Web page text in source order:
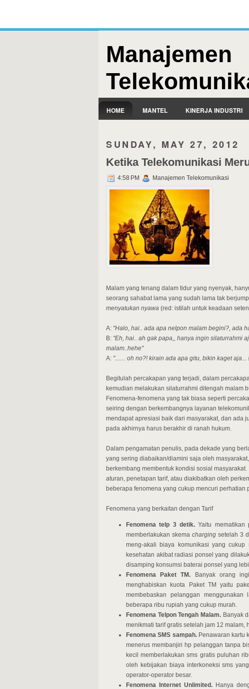
Manajemen
HOME MANTEL KINERJA INDUSTRI
SUNDAY, MAY 27, 2012
Ketika Telekomunikasi
4:58 PM Manajemen Telekomunikasi
Malam yang tenang dalam tidur yang nyenyak,
seorang sahabat lama yang sudah lama tak
menyatukan nyawa (red: istilah untuk keadaan
A: "Halo, hai.. ada apa nelpon malam begini?, ada
B: "Eh, hai.. ah gak papa,, hanya ingin silaturrahmi
malam..hehe"
A: "....... oh no?! kirain ada apa gitu, bikin kaget aja...
Begitulah percakapan yang terjadi, dalam
kemudian melakukan silaturrahmi ditengah malam
Fenomena-fenomena yang tak biasa seperti
seiring dengan berkembangnya layanan
mendapat apresiasi baik dari masyarakat, dan ada
pada akhirnya harus berakhir di ranah hukum.
Dalam pengamatan penulis, pada dekade yang
yang sering diabaikan/diamini saja oleh
berkembang membentuk kondisi sosial
aturan, penetapan tarif, atau diakibatkan oleh
beberapa fenomena yang cukup mencuri perhatian
Fenomena yang berkaitan dengan Tarif
Fenomena telp 3 detik.Yaitu mematikan
memberlakukan skema charging setelah 3
meng-akali biaya komunikasi yang
kesehatan akibat radiasi ponsel yang
disamping konsumsi baterai ponsel yang
Fenomena Paket TM. Banyak orang
menghabiskan kuota Paket TM yaitu
membebaskan pelanggan
beberapa ribu rupiah yang cukup murah.
Fenomena Telpon Tengah Malam. Banyak
menikmati tarif gratis setelah jam 12 malam,
Fenomena SMS sampah.Penawaran kartu
menerus membanjiri hp pelanggan tanpa
kecil memberlakukan sms gratis puluhan
oleh kebijakan biaya interkoneksi sms
operator-operator besar.
Fenomena Internet Unlimited.Hanya